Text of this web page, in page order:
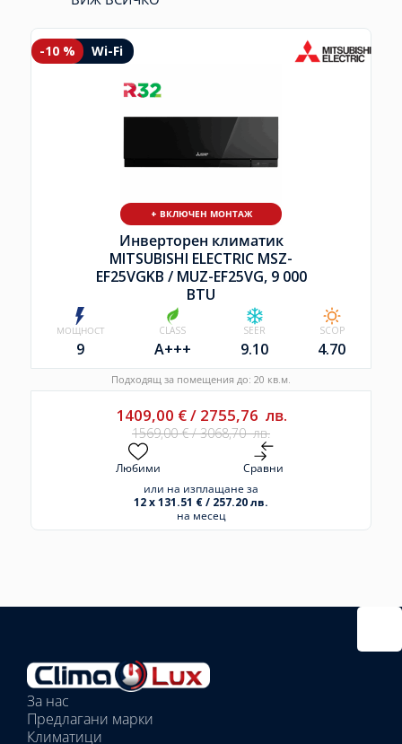
-10 % Wi-Fi
+ ВКЛЮЧЕН МОНТАЖ
Инверторен климатик
MITSUBISHI ELECTRIC MSZ-
EF25VGKB /MUZ-EF25VG, 9 000
BTU
МОЩНОСТ
9
CLASS
A+++
SEER
9.10
SCOP
4.70
Подходящ за помещения до: 20 кв.м.
1409,00 €/ 2755,76 лв.
1569,00€/3068,70лв.
Любими
Сравни
или на изплащане за
12 x 131.51 € / 257.20 лв.
на месец
Избрани
вътрешни
тела:
Избрано
За нас
Предлагани марки
Климатици